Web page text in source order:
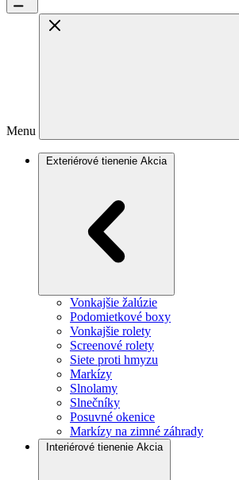
Menu
Exteriérové tienenie Akcia
Vonkajšie žalúzie
Podomietkové boxy
Vonkajšie rolety
Screenové rolety
Siete proti hmyzu
Markízy
Slnolamy
Slnečníky
Posuvné okenice
Markízy na zimné záhrady
Interiérové tienenie Akcia